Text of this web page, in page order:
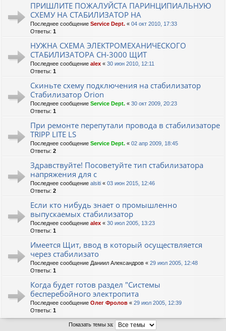
ПРИШЛИТЕ ПОЖАЛУЙСТА ПАРИНЦИПИАЛЬНУЮ
СХЕМУ НА СТАБИЛИЗАТОР НА
Последнее сообщение Service Dept. « 04 окт 2010, 17:33
Ответы: 1
НУЖНА СХЕМА ЭЛЕКТРОМЕХАНИЧЕСКОГО
СТАБИЛИЗАТОРА СН-3000 ЩИТ
Последнее сообщение alex « 30 июн 2010, 12:11
Ответы: 1
Скиньте схему подключения на стабилизатор
Стабилизатор Orion
Последнее сообщение Service Dept. « 30 окт 2009, 20:23
Ответы: 1
При ремонте перепутали провода в стабилизаторе
TRIPP LITE LS
Последнее сообщение Service Dept. « 02 апр 2009, 18:45
Ответы: 2
Здравствуйте! Посоветуйте тип стабилизатора
напряжения для с
Последнее сообщение alsiti « 03 июн 2015, 12:46
Ответы: 2
Если кто нибудь знает о промышленно
выпускаемых стабилизатор
Последнее сообщение alex « 30 июл 2005, 13:23
Ответы: 1
Имеется Щит, ввод в который осуществляется
через стабилизато
Последнее сообщение Даниил Александров « 29 июл 2005, 12:48
Ответы: 1
Когда будет готов раздел "Системы
бесперебойного электропита
Последнее сообщение Олег Фролов « 29 июл 2005, 12:39
Ответы: 1
Показать темы за: